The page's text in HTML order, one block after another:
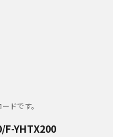
ドです。
F-YHTX200